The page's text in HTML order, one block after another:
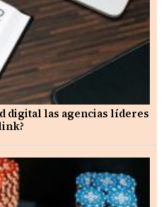
digital las agencias líderes